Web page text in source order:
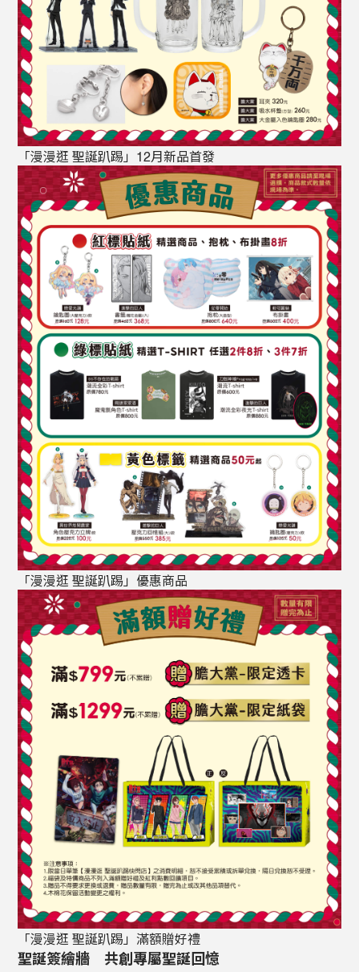
「漫漫逛 聖誕趴踢」12月新品首發
「漫漫逛 聖誕趴踢」優惠商品
「漫漫逛 聖誕趴踢」滿額贈好禮
聖誕簽繪牆 共創專屬聖誕回憶